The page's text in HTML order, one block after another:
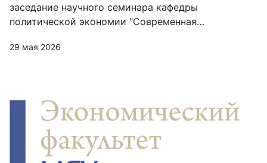
заседание научного семинара кафедры
политической экономии "Современная
29 мая 2026